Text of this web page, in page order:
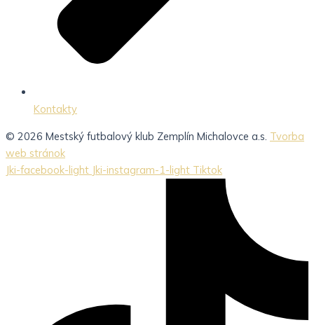
Kontakty
© 2026 Mestský futbalový klub Zemplín Michalovce a.s. Tvorba
web stránok
Jki-facebook-light Jki-instagram-1-light Tiktok